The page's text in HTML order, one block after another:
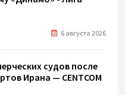
6 августа 2026
судов после
Ирана — CENTCOM